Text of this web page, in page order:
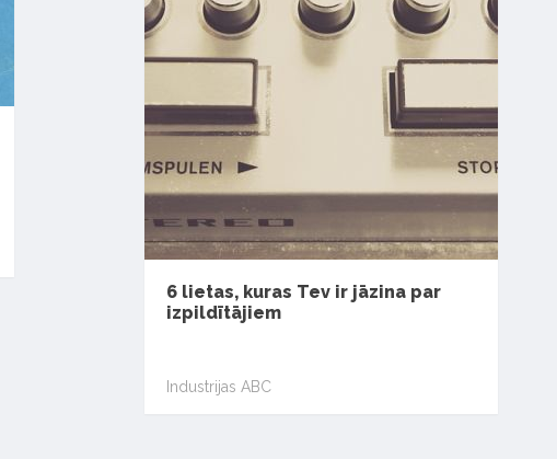
6 lietas, kuras Tev ir jāzina par
izpildītājiem
Industrijas ABC